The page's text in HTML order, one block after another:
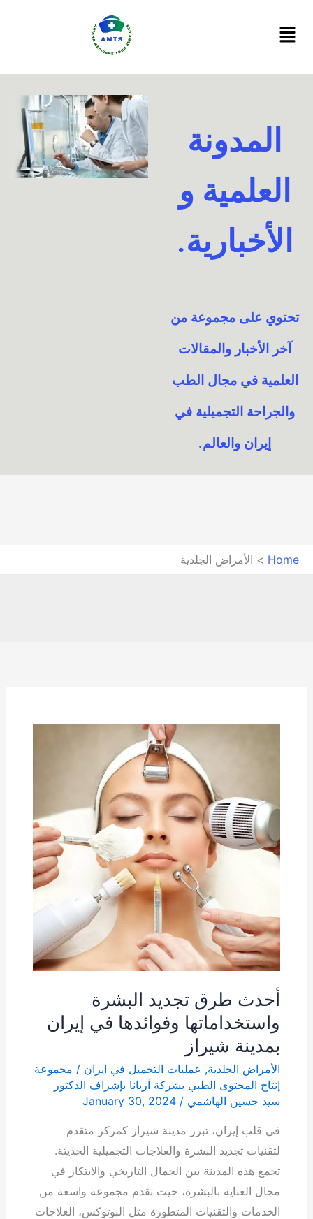
المدونة
العلمية و
الأخبارية.
تحتوي على مجموعة من
آخر الأخبار والمقالات
العلمية في مجال الطب
والجراحة التجميلية في
إيران والعالم.​
Home الأمراض الجلدية
أحدث طرق تجديد البشرة
واستخداماتها وفوائدها في إيران
بمدينة شیراز
الأمراض الجلدية, عمليات التجميل في ايران / مجموعة
إنتاج المحتوى الطبي بشركة آریانا بإشراف الدكتور
سيد حسين الهاشمي/
January 30, 2024
في قلب إيران، تبرز مدينة شيراز كمركز متقدم
لتقنيات تجديد البشرة والعلاجات التجميلية الحديثة.
تجمع هذه المدينة بين الجمال التاريخي والابتكار في
مجال العناية بالبشرة، حيث تقدم مجموعة واسعة من
الخدمات والتقنيات المتطورة مثل البوتوكس، العلاجات
واستخداماتها
وفوائدها
في
شیراز